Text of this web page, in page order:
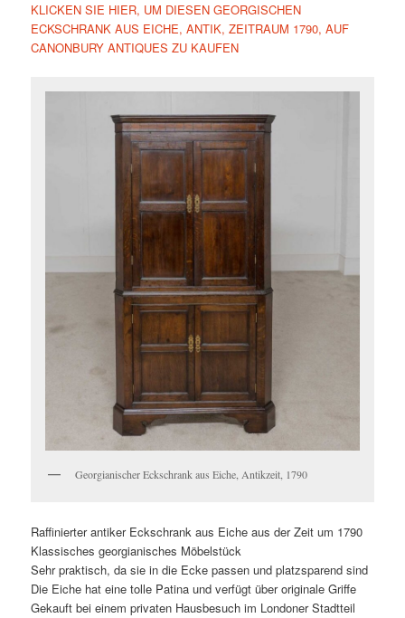
KLICKEN SIE HIER, UM DIESEN GEORGISCHEN
ECKSCHRANK AUS EICHE, ANTIK, ZEITRAUM 1790, AUF
CANONBURY ANTIQUES ZU KAUFEN
Georgianischer Eckschrank aus Eiche, Antikzeit, 1790
Raffinierter antiker Eckschrank aus Eiche aus der Zeit um 1790
Klassisches georgianisches Möbelstück
Sehr praktisch, da sie in die Ecke passen und platzsparend sind
Die Eiche hat eine tolle Patina und verfügt über originale Griffe
Gekauft bei einem privaten Hausbesuch im Londoner Stadtteil